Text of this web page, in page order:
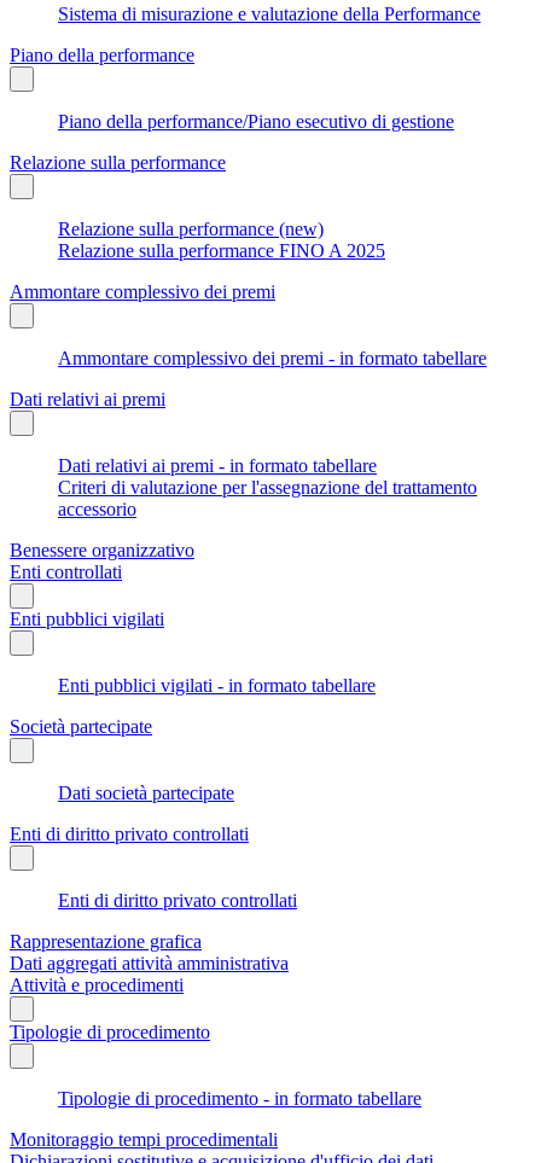
Sistema di misurazione e valutazione della Performance
Piano della performance
Piano della performance/Piano esecutivo di gestione
Relazione sulla performance
Relazione sulla performance (new)
Relazione sulla performance FINO A 2025
Ammontare complessivo dei premi
Ammontare complessivo dei premi - in formato tabellare
Dati relativi ai premi
Dati relativi ai premi - in formato tabellare
Criteri di valutazione per l'assegnazione del trattamento
accessorio
Benessere organizzativo
Enti controllati
Enti pubblici vigilati
Enti pubblici vigilati - in formato tabellare
Società partecipate
Dati società partecipate
Enti di diritto privato controllati
Enti di diritto privato controllati
Rappresentazione grafica
Dati aggregati attività amministrativa
Attività e procedimenti
Tipologie di procedimento
Tipologie di procedimento - in formato tabellare
Monitoraggio tempi procedimentali